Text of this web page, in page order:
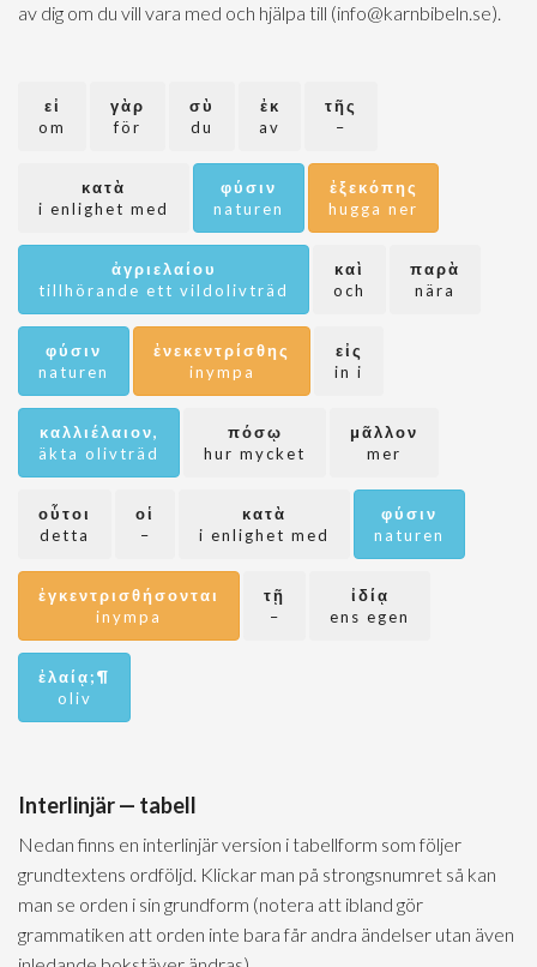
av dig om du vill vara med och hjälpa till (info@karnbibeln.se).
εἰ
om
γὰρ
för
σὺ
du
ἐκ
av
τῆς
–
κατὰ
i enlighet med
φύσιν
naturen
ἐξεκόπης
hugga ner
ἀγριελαίου
tillhörande ett vildolivträd
καὶ
och
παρὰ
nära
φύσιν
naturen
ἐνεκεντρίσθης
inympa
εἰς
in i
καλλιέλαιον,
äkta olivträd
πόσῳ
hur mycket
μᾶλλον
mer
οὗτοι
detta
οἱ
–
κατὰ
i enlighet med
φύσιν
naturen
ἐγκεντρισθήσονται
inympa
τῇ
–
ἰδίᾳ
ens egen
ἐλαίᾳ;¶
oliv
Interlinjär — tabell
Nedan finns en interlinjär version i tabellform som följer
grundtextens ordföljd. Klickar man på strongsnumret så kan
man se orden i sin grundform (notera att ibland gör
grammatiken att orden inte bara får andra ändelser utan även